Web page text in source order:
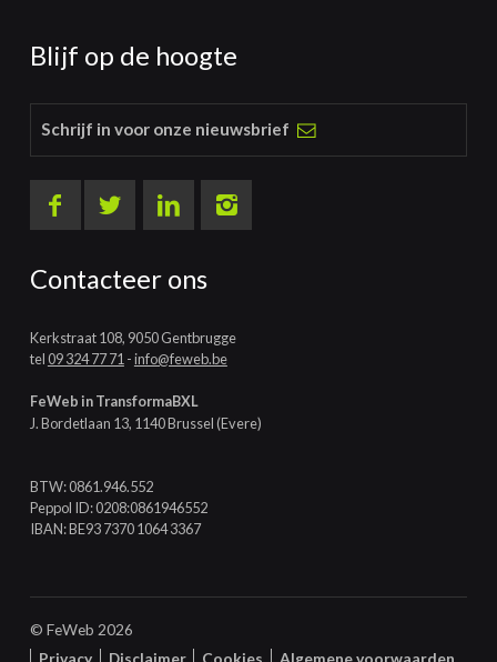
Blijf op de hoogte
Schrijf in voor onze nieuwsbrief
Contacteer ons
Kerkstraat 108, 9050 Gentbrugge
tel09 324 77 71 -info@feweb.be
FeWeb in TransformaBXL
J. Bordetlaan 13, 1140 Brussel (Evere)
BTW: 0861.946.552
Peppol ID: 0208:0861946552
IBAN: BE93 7370 1064 3367
© FeWeb 2026
Privacy
Disclaimer Cookies Algemene voorwaarden